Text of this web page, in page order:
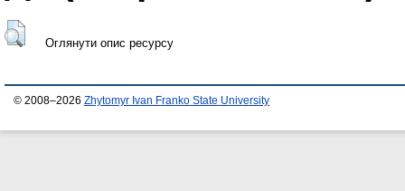
Оглянути опис ресурсу
© 2008–2026 Zhytomyr Ivan Franko State University